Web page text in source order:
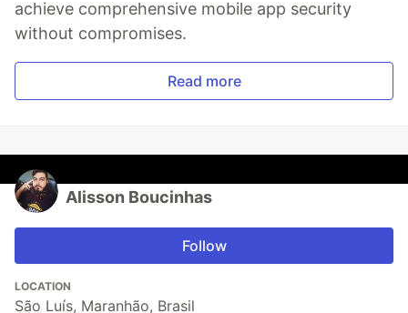
achieve comprehensive mobile app security
without compromises.
Read more
Alisson Boucinhas
Follow
LOCATION
São Luís, Maranhão, Brasil